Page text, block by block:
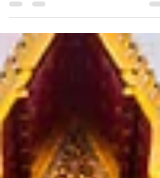
9 días / 7 noches desde $1,797 USD por